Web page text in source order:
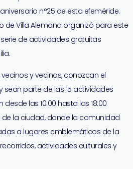
n°25 de esta efeméride.
de Villa Alemana organizó para este
de actividades gratuitas
y vecinas, conozcan el
parte de las 15 actividades
las 10:00 hasta las 18:00
de la ciudad, donde la comunidad
a lugares emblemáticos de la
actividades culturales y